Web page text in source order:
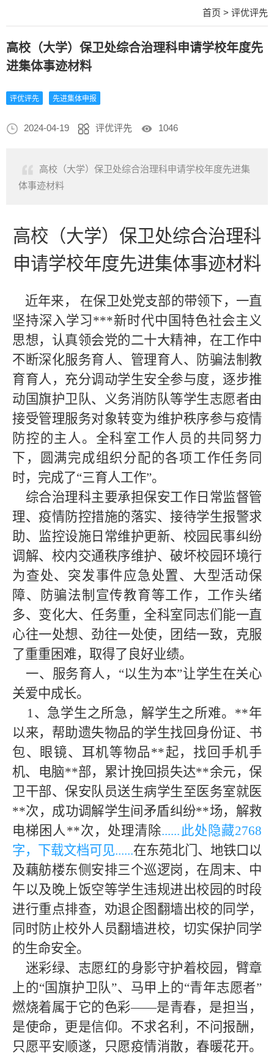
首页 > 评优评先
高校（大学）保卫处综合治理科申请学校年度先
进集体事迹材料
评优评先 先进集体申报
2024-04-19 评优评先 1046
高校（大学）保卫处综合治理科申请学校年度先进集
体事迹材料
高校（大学）保卫处综合治理科
申请学校年度先进集体事迹材料
近年来，
在保卫处党支部的带领下，一直
坚持深入学习***新时代中国特色社会主义
思想，认真领会党的二十大精神，在工作中
不断深化服务育人、管理育人、防骗法制教
育育人，充分调动学生安全参与度，逐步推
动国旗护卫队、义务消防队等学生志愿者由
接受管理服务对象转变为维护秩序参与疫情
防控的主人。全科室工作人员的共同努力
下，圆满完成组织分配的各项工作任务同
时，完成了“三育人工作”。
综合治理科主要承担保安工作日常监督管
理、疫情防控措施的落实、接待学生报警求
助、监控设施日常维护更新、校园民事纠纷
调解、校内交通秩序维护、破坏校园环境行
为查处、突发事件应急处置、大型活动保
障、防骗法制宣传教育等工作，工作头绪
多、变化大、任务重，全科室同志们能一直
心往一处想、劲往一处使，团结一致，克服
了重重困难，取得了良好业绩。
一、服务育人，“以生为本”让学生在关心
关爱中成长。
1、急学生之所急，解学生之所难。**年
以来，帮助遗失物品的学生找回身份证、书
包、眼镜、耳机等物品**起，找回手机手
机、电脑**部，累计挽回损失达**余元，保
卫干部、保安队员送生病学生至医务室就医
**次，成功调解学生间矛盾纠纷**场，解救
电梯困人**次，处理清除......此处隐藏2768
字，下载文档可见......在东苑北门、地铁口以
及藕舫楼东侧安排三个巡逻岗，在周末、中
午以及晚上饭空等学生违规进出校园的时段
进行重点排查，劝退企图翻墙出校的同学，
同时防止校外人员翻墙进校，切实保护同学
的生命安全。
迷彩绿、志愿红的身影守护着校园，臂章
上的“国旗护卫队”、马甲上的“青年志愿者”
燃烧着属于它的色彩——是青春，是担当，
是使命，更是信仰。不求名利，不问报酬，
只愿平安顺遂，只愿疫情消散，春暖花开。